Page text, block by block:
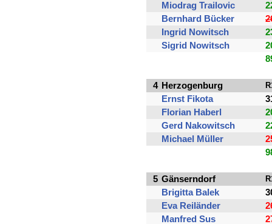
Miodrag Trailovic
Bernhard Bücker
Ingrid Nowitsch
Sigrid Nowitsch
4 Herzogenburg
Ernst Fikota
Florian Haberl
Gerd Nakowitsch
Michael Müller
5 Gänserndorf
Brigitta Balek
Eva Reiländer
Manfred Sus